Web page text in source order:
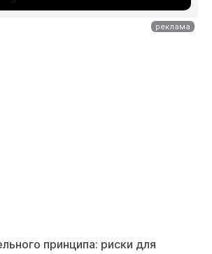
принципа: риски для